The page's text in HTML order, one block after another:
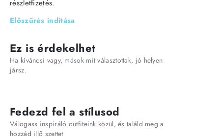
részletfizetés.
Előszűrés indítása
Ez is érdekelhet
Ha kíváncsi vagy, mások mit választottak, jó helyen
jársz.
Fedezd fel a stílusod
Válogass inspiráló outfiteink közül, és találd meg a
hozzád illő szettet